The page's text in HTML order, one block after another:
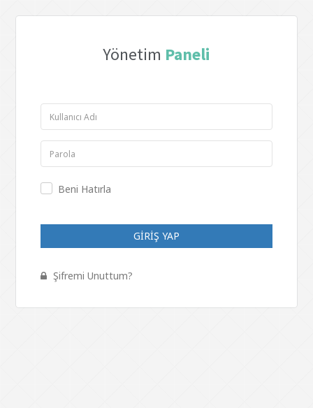
Yönetim Paneli
Beni Hatırla
GİRİŞ YAP
Şifremi Unuttum?